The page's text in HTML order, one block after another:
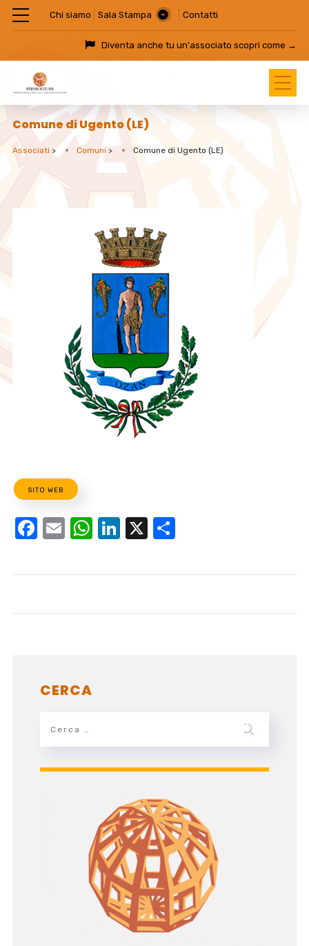
Chi siamo Sala Stampa Contatti
Diventa anche tu un'associatoscopri come →
Comune di Ugento (LE)
Associati > Comuni > Comune di Ugento (LE)
SITO WEB
Facebook
EmailWhatsApp
LinkedIn
X Condividi
CERCA